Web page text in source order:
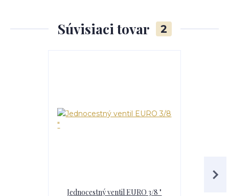
Súvisiaci tovar 2
Jednocestný ventil EURO 3/8 "